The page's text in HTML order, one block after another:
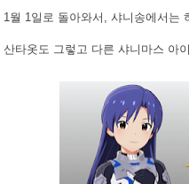
1월 1일로 돌아와서, 샤니송에서는
산타옷도 그렇고 다른 샤니마스 아